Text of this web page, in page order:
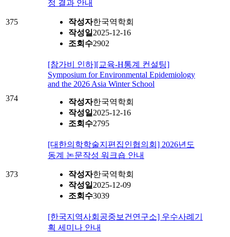
375
정 결과 안내
작성자한국역학회
작성일 2025-12-16
조회수2902
374
[참가비 인하][교육-H통계 컨설팅]
Symposium for Environmental Epidemiology
and the 2026 Asia Winter School
작성자한국역학회
작성일 2025-12-16
조회수2795
373
[대한의학학술지편집인협의회] 2026년도
동계 논문작성 워크숍 안내
작성자한국역학회
작성일 2025-12-09
조회수3039
[한국지역사회공중보건연구소] 우수사례기
획 세미나 안내